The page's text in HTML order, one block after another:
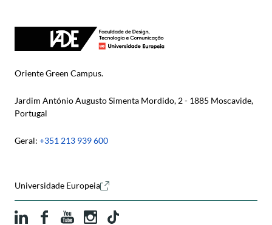
Oriente Green Campus.
Jardim António Augusto Simenta Mordido, 2 - 1885 Moscavide,
Portugal
Geral: +351 213 939 600
Universidade Europeia